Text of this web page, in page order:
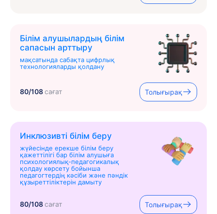
Білім алушылардың білім
сапасын арттыру
мақсатында сабақта цифрлық
технологияларды қолдану
80/108сағат Толығырақ
Инклюзивті білім беру
жүйесінде ерекше білім беру
қажеттілігі бар білім алушыға
психологиялық-педагогикалық
қолдау көрсету бойынша
педагогтердің кәсіби және пәндік
құзыреттіліктерін дамыту
80/108сағат Толығырақ